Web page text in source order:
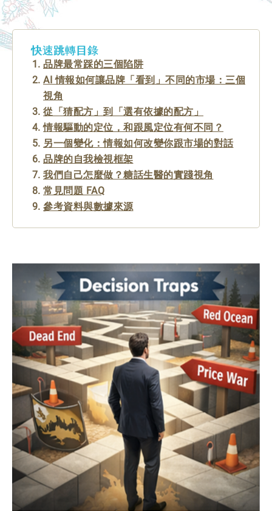
快速跳轉目錄
品牌最常踩的三個陷阱
AI 情報如何讓品牌「看到」不同的市場：三個
視角
從「猜配方」到「選有依據的配方」
情報驅動的定位，和跟風定位有何不同？
另一個變化：情報如何改變你跟市場的對話
品牌的自我檢視框架
我們自己怎麼做？糖話生醫的實踐視角
常見問題 FAQ
參考資料與數據來源